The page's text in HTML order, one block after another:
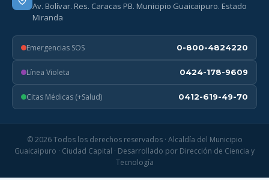
Av. Bolívar. Res. Caracas PB. Municipio Guaicaipuro. Estado
Miranda
Emergencias SOS 0-800-4824220
Línea Violeta 0424-178-9609
Citas Médicas (+Salud) 0412-619-49-70
© 2026 Todos los derechos reservados · Alcaldía del Municipio
Guaicaipuro · Ciudad Capital · Desarrollado por Dirección de Ciencia y
Tecnología